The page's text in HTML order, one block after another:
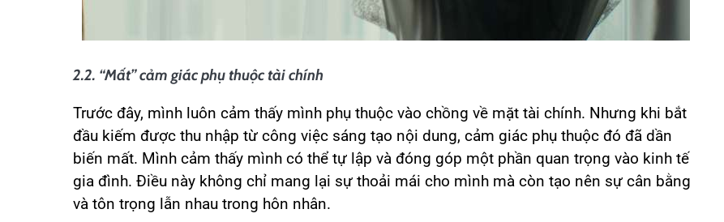
2.2. “Mất” cảm giác phụ thuộc tài chính
Trước đây, mình luôn cảm thấy mình phụ thuộc vào chồng về mặt tài chính. Nhưng khi bắt
đầu kiếm được thu nhập từ công việc sáng tạo nội dung, cảm giác phụ thuộc đó đã dần
biến mất. Mình cảm thấy mình có thể tự lập và đóng góp một phần quan trọng vào kinh tế
gia đình. Điều này không chỉ mang lại sự thoải mái cho mình mà còn tạo nên sự cân bằng
và tôn trọng lẫn nhau trong hôn nhân.